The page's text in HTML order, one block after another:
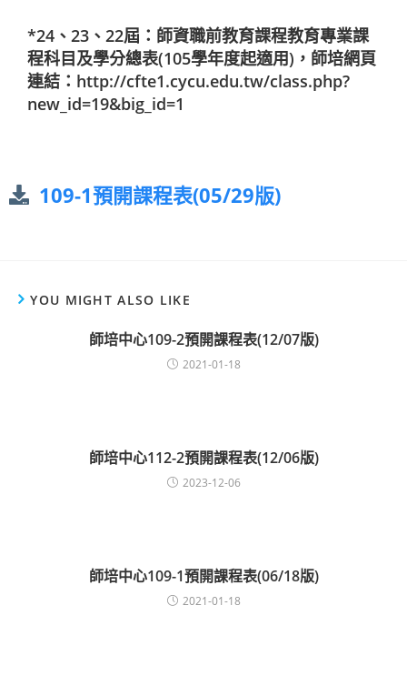
*24、23、22屆：師資職前教育課程教育專業課
程科目及學分總表(105學年度起適用)，師培網頁
連結： http://cfte1.cycu.edu.tw/class.php?
new_id=19&big_id=1
109-1預開課程表(05/29版)
YOU MIGHT ALSO LIKE
師培中心109-2預開課程表(12/07版)
2021-01-18
師培中心112-2預開課程表(12/06版)
2023-12-06
師培中心109-1預開課程表(06/18版)
2021-01-18